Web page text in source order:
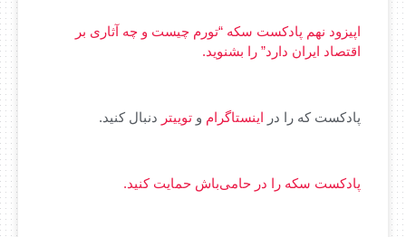
اپیزود نهم پادکست سکه “تورم چیست و چه آثاری بر
اقتصاد ایران دارد” را بشنوید.
پادکست که را در اینستاگرام و توییتر دنبال کنید.
پادکست سکه را در حامی‌باش حمایت کنید.